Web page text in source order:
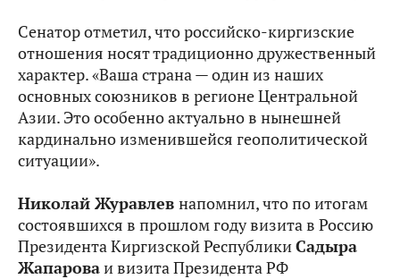
Сенатор отметил, что российско-киргизские
отношения носят традиционно дружественный
характер. «Ваша страна — один из наших
основных союзников в регионе Центральной
Азии. Это особенно актуально в нынешней
кардинально изменившейся геополитической
ситуации».
Николай Журавлев напомнил, что по итогам
состоявшихся в прошлом году визита в Россию
Президента Киргизской РеспубликиСадыра
Жапароваи визита Президента РФ